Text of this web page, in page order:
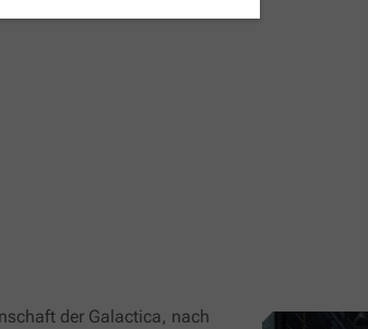
der Galactica, nach